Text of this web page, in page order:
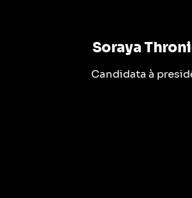
Soraya
Candidata à